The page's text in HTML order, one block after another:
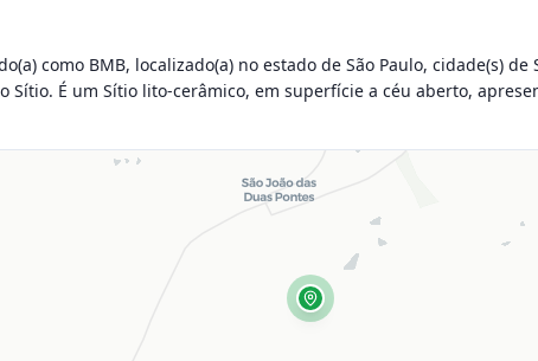
como BMB, localizado(a) no estado de São Paulo, cidade(s) de
Sítio. É um Sítio lito-cerâmico, em superfície a céu aberto,